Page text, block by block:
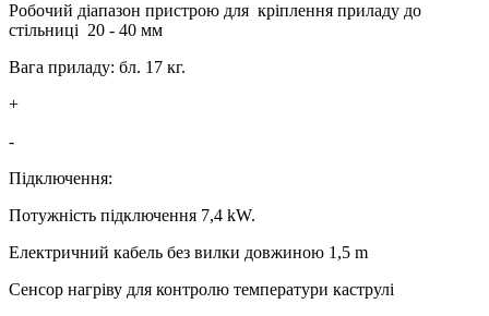
Робочий діапазон пристрою для кріплення приладу до
стільниці 20 - 40 мм
Вага приладу: бл. 17 кг.
+
-
Підключення:
Потужність підключення 7,4 kW.
Електричний кабель без вилки довжиною 1,5 m
Сенсор нагріву для контролю температури каструлі